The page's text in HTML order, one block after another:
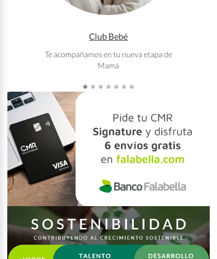
Club Bebé
Te acompañamos en tu nueva etapa de
Mamá